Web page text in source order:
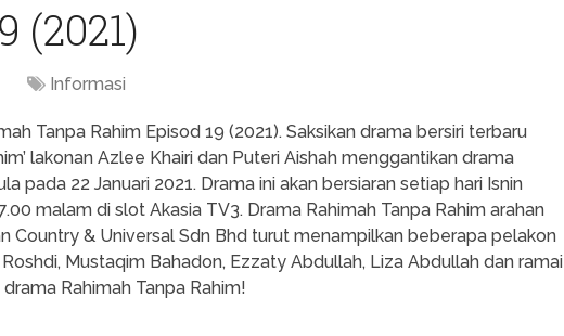
(2021)
Informasi
Tanpa Rahim Episod 19 (2021). Saksikan drama bersiri terbaru
lakonan Azlee Khairi dan Puteri Aishah menggantikan drama
pada 22 Januari 2021. Drama ini akan bersiaran setiap hari Isnin
malam di slot Akasia TV3. Drama Rahimah Tanpa Rahim arahan
Country & Universal Sdn Bhd turut menampilkan beberapa pelakon
Mustaqim Bahadon, Ezzaty Abdullah, Liza Abdullah dan ramai
Rahimah Tanpa Rahim!